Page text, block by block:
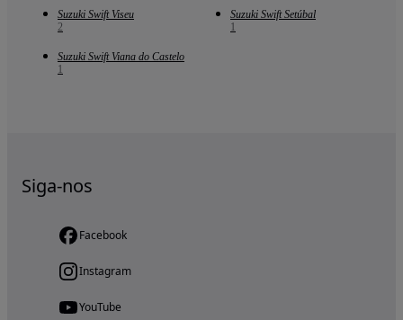
Suzuki Swift Viseu
2
Suzuki Swift Setúbal
1
Suzuki Swift Viana do Castelo
1
Siga-nos
Facebook
Instagram
YouTube